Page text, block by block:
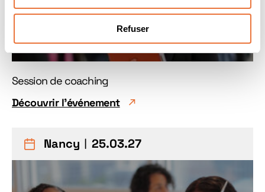
Refuser
Session de coaching
Découvrir l'événement
Nancy ︱25.03.27